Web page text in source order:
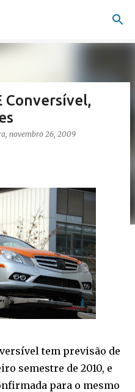
principal
Conversível,
novembro 26, 2009
tem previsão de
semestre de 2010, e
para o mesmo